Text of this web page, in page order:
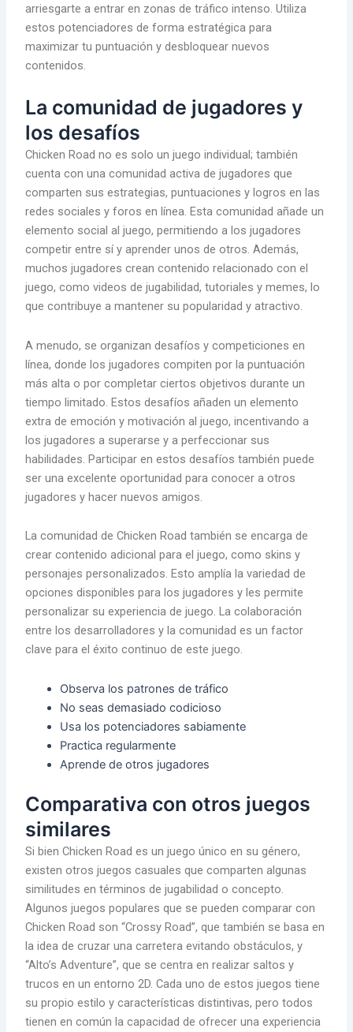
arriesgarte a entrar en zonas de tráfico intenso. Utiliza
estos potenciadores de forma estratégica para
maximizar tu puntuación y desbloquear nuevos
contenidos.
La comunidad de jugadores y
los desafíos
Chicken Road no es solo un juego individual; también
cuenta con una comunidad activa de jugadores que
comparten sus estrategias, puntuaciones y logros en las
redes sociales y foros en línea. Esta comunidad añade un
elemento social al juego, permitiendo a los jugadores
competir entre sí y aprender unos de otros. Además,
muchos jugadores crean contenido relacionado con el
juego, como videos de jugabilidad, tutoriales y memes, lo
que contribuye a mantener su popularidad y atractivo.
A menudo, se organizan desafíos y competiciones en
línea, donde los jugadores compiten por la puntuación
más alta o por completar ciertos objetivos durante un
tiempo limitado. Estos desafíos añaden un elemento
extra de emoción y motivación al juego, incentivando a
los jugadores a superarse y a perfeccionar sus
habilidades. Participar en estos desafíos también puede
ser una excelente oportunidad para conocer a otros
jugadores y hacer nuevos amigos.
La comunidad de Chicken Road también se encarga de
crear contenido adicional para el juego, como skins y
personajes personalizados. Esto amplía la variedad de
opciones disponibles para los jugadores y les permite
personalizar su experiencia de juego. La colaboración
entre los desarrolladores y la comunidad es un factor
clave para el éxito continuo de este juego.
Observa los patrones de tráfico
No seas demasiado codicioso
Usa los potenciadores sabiamente
Practica regularmente
Aprende de otros jugadores
Comparativa con otros juegos
similares
Si bien Chicken Road es un juego único en su género,
existen otros juegos casuales que comparten algunas
similitudes en términos de jugabilidad o concepto.
Algunos juegos populares que se pueden comparar con
Chicken Road son “Crossy Road”, que también se basa en
la idea de cruzar una carretera evitando obstáculos, y
“Alto’s Adventure”, que se centra en realizar saltos y
trucos en un entorno 2D. Cada uno de estos juegos tiene
su propio estilo y características distintivas, pero todos
tienen en común la capacidad de ofrecer una experiencia